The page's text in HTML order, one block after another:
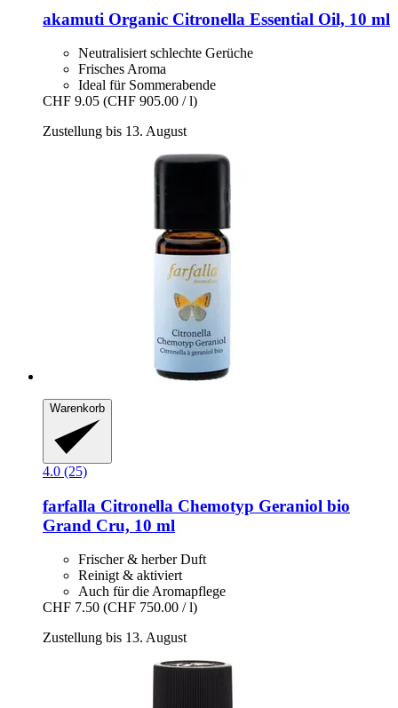
akamuti Organic Citronella Essential Oil, 10 ml
Neutralisiert schlechte Gerüche
Frisches Aroma
Ideal für Sommerabende
CHF 9.05 (CHF 905.00 / l)
Zustellung bis 13. August
Warenkorb
4.0 (25)
farfalla Citronella Chemotyp Geraniol bio
Grand Cru, 10 ml
Frischer & herber Duft
Reinigt & aktiviert
Auch für die Aromapflege
CHF 7.50 (CHF 750.00 / l)
Zustellung bis 13. August